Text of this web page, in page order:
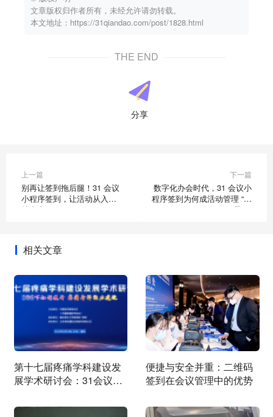
文章版权归作者所有，未经允许请勿转载。
本文地址：https://31qiandao.com/post/1828.html
THE END
分享
上一篇
别再让签到拖后腿！31 会议
小程序签到，让活动从入场
就赢麻了
下一篇
数字化办会时代，31 会议小
程序签到为何成活动管理 “刚
需”？
相关文章
第十七届疼痛学科建设发
展学术研讨会：31会议提
便捷与安全并重：二维码
签到在会议管理中的优势